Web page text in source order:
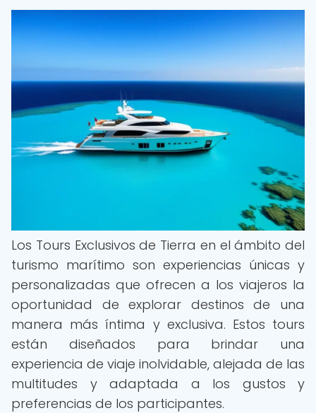
Los Tours Exclusivos de Tierra en el ámbito del
turismo marítimo son experiencias únicas y
personalizadas que ofrecen a los viajeros la
oportunidad de explorar destinos de una
manera más íntima y exclusiva. Estos tours
están diseñados para brindar una
experiencia de viaje inolvidable, alejada de las
multitudes y adaptada a los gustos y
preferencias de los participantes.